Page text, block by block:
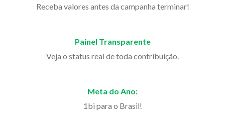
Receba valores antes da campanha terminar!
Painel Transparente
Veja o status real de toda contribuição.
Meta do Ano:
1bi para o Brasil!